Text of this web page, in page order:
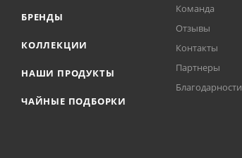
БРЕНДЫ
КОЛЛЕКЦИИ
НАШИ ПРОДУКТЫ
ЧАЙНЫЕ ПОДБОРКИ
Команда
Отзывы
Контакты
Партнеры
Благодарности